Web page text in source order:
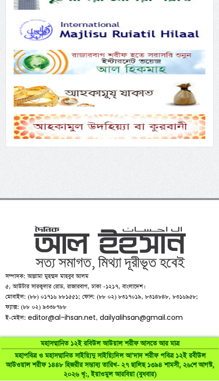
মহাসম্মানিত ১২ই রবিউল আউয়াল শরীফ আসতে আর মাত্র
মহাপবিত্র ও মহাসম্মানিত সাইয়্যিদু সাইয়্যিদিল আ’দাদ শরীফ পবিত্র ১২ই রবীউল
আউওয়াল শরীফ ১৪৪৮ হিজরীর সম্ভাব্য তারিখ- ২৭ ছালিছ ১৩৯৪ শামসী, ২৬শে আগস্ট,
২০২৬ খৃ:, ইয়াওমুল আরবিয়া (বুধবার)
সম্পাদক: আল্লামা মুহম্মদ মাহবুব আলম
৫, আউটার সারকুলার রোড, রাজারবাগ, ঢাকা -১২১৭, বাংলাদেশ।
মোবাইল: (৮৮) ০১৭১৬ ৮৮১৫৫১; ফোন: (৮৮ ০২) ৮৩১৭০১৯, ৮৩১৪৮৪৮, ৮৩১৬৯৫৮;
ফ্যাক্স: (৮৮ ০২) ৯৩৩৮৭৮৮
ই-মেইল:editor@al-ihsan.net,dailyalihsan@gmail.com
©al-ihsan.net2007-2026. All Rights Reserved | Developed by:
RAAJRANI Technologies